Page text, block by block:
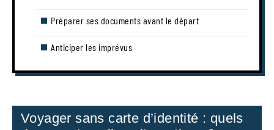
Préparer ses documents avant le départ
Anticiper les imprévus
Voyager sans carte d’identité : quels